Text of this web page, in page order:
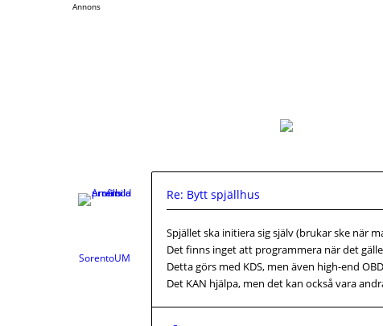
Annons
SorentoUM
Re: Bytt spjällhus
Spjället ska initiera sig själv (brukar ske när
Det finns inget att programmera när det
Detta görs med KDS, men även high-end
Det KAN hjälpa, men det kan också vara